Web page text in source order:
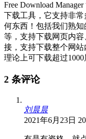
Free Download
下载工具，它支持非
何东西！包括我们熟
等，支持下载网页内
接，支持下载整个网站
理论上可下载超过
2 条评论
刘晨晨
2021年6月23日